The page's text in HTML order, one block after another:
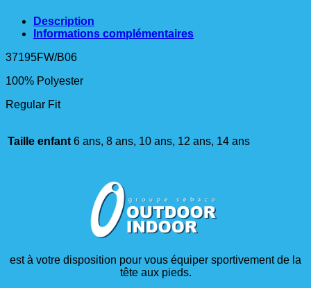
Description
Informations complémentaires
37195FW/B06
100% Polyester
Regular Fit
Taille enfant 6 ans, 8 ans, 10 ans, 12 ans, 14 ans
est à votre disposition pour vous équiper sportivement de la
tête aux pieds.